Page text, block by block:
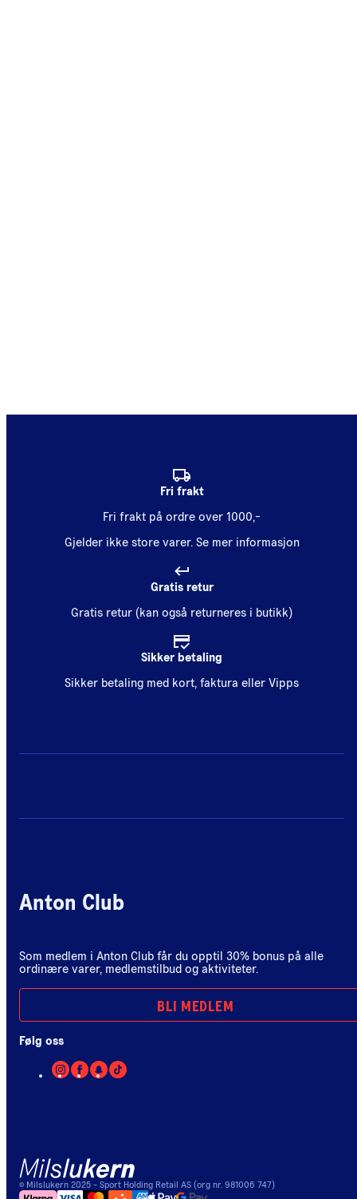
Fri frakt
Fri frakt på ordre over 1000,-
Gjelder ikke store varer. Se mer informasjon
Gratis retur
Gratis retur (kan også returneres i butikk)
Sikker betaling
Sikker betaling med kort, faktura eller Vipps
Anton Club
Som medlem i Anton Club får du opptil 30% bonus på alle
ordinære varer, medlemstilbud og aktiviteter.
BLI MEDLEM
Følg oss
© Milslukern 2025 - Sport Holding Retail AS (org nr. 981006 747)